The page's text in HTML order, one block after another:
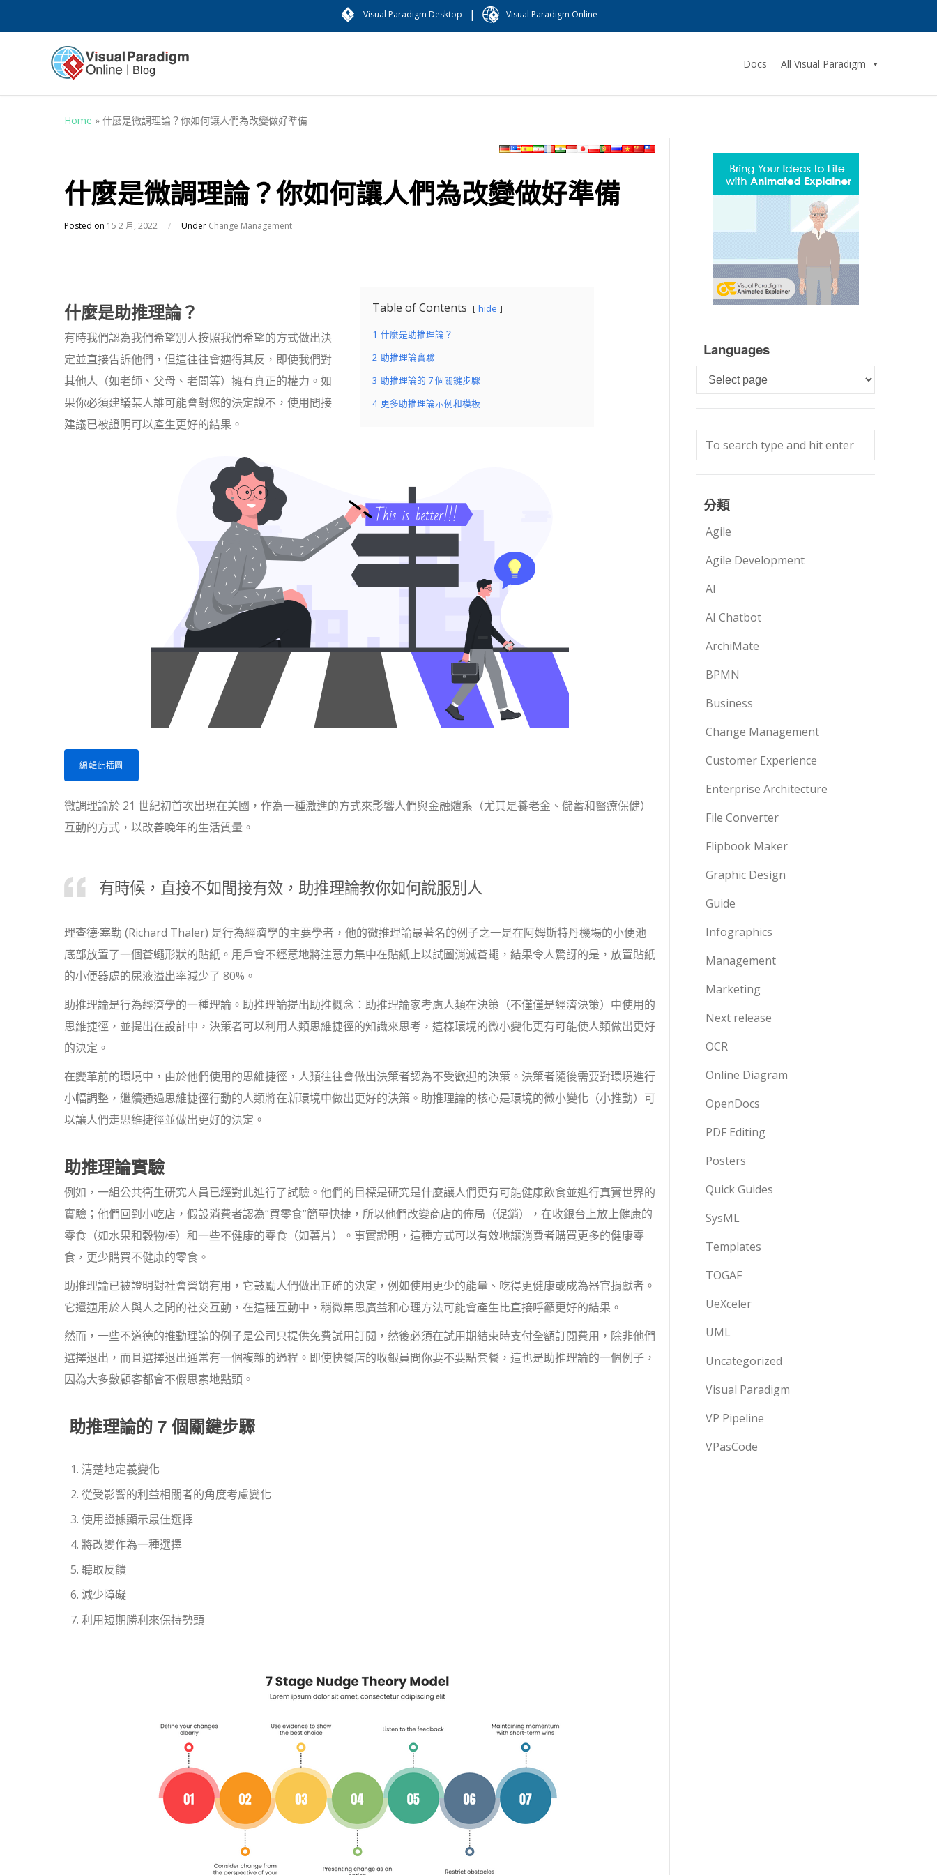
Visual Paradigm Desktop | Visual Paradigm Online
Docs All Visual Paradigm
Home » 什麼是微調理論？你如何讓人們為改變做好準備
什麼是微調理論？你如何讓人們為改變做好準備
Posted on 15 2 月, 2022 / Under Change Management
Table of Contents hide
1 什麼是助推理論？
2 助推理論實驗
3 助推理論的 7 個關鍵步驟
4 更多助推理論示例和模板
什麼是助推理論？
有時我們認為我們希望別人按照我們希望的方式做出決
定並直接告訴他們，但這往往會適得其反，即使我們對
其他人（如老師、父母、老闆等）擁有真正的權力。如
果你必須建議某人誰可能會對您的決定說不，使用間接
建議已被證明可以產生更好的結果。
編輯此插圖
微調理論於 21 世紀初首次出現在美國，作為一種激進的方式來影響人們與金融體系（尤其是養老金、儲蓄和醫療保健）
互動的方式，以改善晚年的生活質量。
有時候，直接不如間接有效，助推理論教你如何說服別人
理查德·塞勒 (Richard Thaler) 是行為經濟學的主要學者，他的微推理論最著名的例子之一是在阿姆斯特丹機場的小便池
底部放置了一個蒼蠅形狀的貼紙。用戶會不經意地將注意力集中在貼紙上以試圖消滅蒼蠅，結果令人驚訝的是，放置貼紙
的小便器處的尿液溢出率減少了 80%。
助推理論是行為經濟學的一種理論。助推理論提出助推概念：助推理論家考慮人類在決策（不僅僅是經濟決策）中使用的
思維捷徑，並提出在設計中，決策者可以利用人類思維捷徑的知識來思考，這樣環境的微小變化更有可能使人類做出更好
的決定。
在變革前的環境中，由於他們使用的思維捷徑，人類往往會做出決策者認為不受歡迎的決策。決策者隨後需要對環境進行
小幅調整，繼續通過思維捷徑行動的人類將在新環境中做出更好的決策。助推理論的核心是環境的微小變化（小推動）可
以讓人們走思維捷徑並做出更好的決定。
助推理論實驗
例如，一組公共衛生研究人員已經對此進行了試驗。他們的目標是研究是什麼讓人們更有可能健康飲食並進行真實世界的
實驗；他們回到小吃店，假設消費者認為“買零食”簡單快捷，所以他們改變商店的佈局（促銷），在收銀台上放上健康的
零食（如水果和穀物棒）和一些不健康的零食（如薯片）。事實證明，這種方式可以有效地讓消費者購買更多的健康零
食，更少購買不健康的零食。
助推理論已被證明對社會營銷有用，它鼓勵人們做出正確的決定，例如使用更少的能量、吃得更健康或成為器官捐獻者。
它還適用於人與人之間的社交互動，在這種互動中，稍微集思廣益和心理方法可能會產生比直接呼籲更好的結果。
然而，一些不道德的推動理論的例子是公司只提供免費試用訂閱，然後必須在試用期結束時支付全額訂閱費用，除非他們
選擇退出，而且選擇退出通常有一個複雜的過程。即使快餐店的收銀員問你要不要點套餐，這也是助推理論的一個例子，
因為大多數顧客都會不假思索地點頭。
助推理論的 7 個關鍵步驟
清楚地定義變化
從受影響的利益相關者的角度考慮變化
使用證據顯示最佳選擇
將改變作為一種選擇
聽取反饋
減少障礙
利用短期勝利來保持勢頭
Languages
Languages
分類
Agile
Agile Development
AI
AI Chatbot
ArchiMate
BPMN
Business
Change Management
Customer Experience
Enterprise Architecture
File Converter
Flipbook Maker
Graphic Design
Guide
Infographics
Management
Marketing
Next release
OCR
Online Diagram
OpenDocs
PDF Editing
Posters
Quick Guides
SysML
Templates
TOGAF
UeXceler
UML
Uncategorized
Visual Paradigm
VP Pipeline
VPasCode